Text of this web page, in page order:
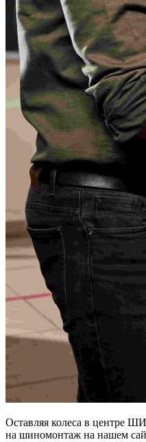
Оставляя колеса в центре
на шиномонтаж на нашем